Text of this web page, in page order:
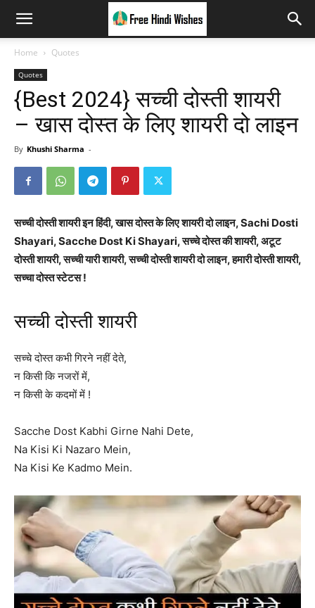
Home Quotes
Quotes
{Best 2024} सच्ची दोस्ती शायरी
– खास दोस्त के लिए शायरी दो लाइन
By Khushi Sharma -
सच्ची दोस्ती शायरी इन हिंदी, खास दोस्त के लिए शायरी दो लाइन, Sachi Dosti
Shayari, Sacche Dost Ki Shayari, सच्चे दोस्त की शायरी, अटूट
दोस्ती शायरी, सच्ची यारी शायरी, सच्ची दोस्ती शायरी दो लाइन, हमारी दोस्ती शायरी,
सच्चा दोस्त स्टेटस !
सच्ची दोस्ती शायरी
सच्चे दोस्त कभी गिरने नहीं देते,
न किसी कि नजरों में,
न किसी के कदमों में !
Sacche Dost Kabhi Girne Nahi Dete,
Na Kisi Ki Nazaro Mein,
Na Kisi Ke Kadmo Mein.